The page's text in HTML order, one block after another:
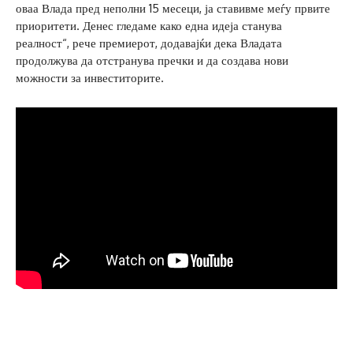
оваа Влада пред неполни 15 месеци, ја ставивме меѓу првите
приоритети. Денес гледаме како една идеја станува
реалност“, рече премиерот, додавајќи дека Владата
продолжува да отстранува пречки и да создава нови
можности за инвеститорите.